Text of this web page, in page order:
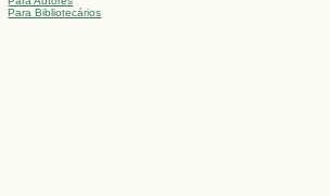
Para Bibliotecários